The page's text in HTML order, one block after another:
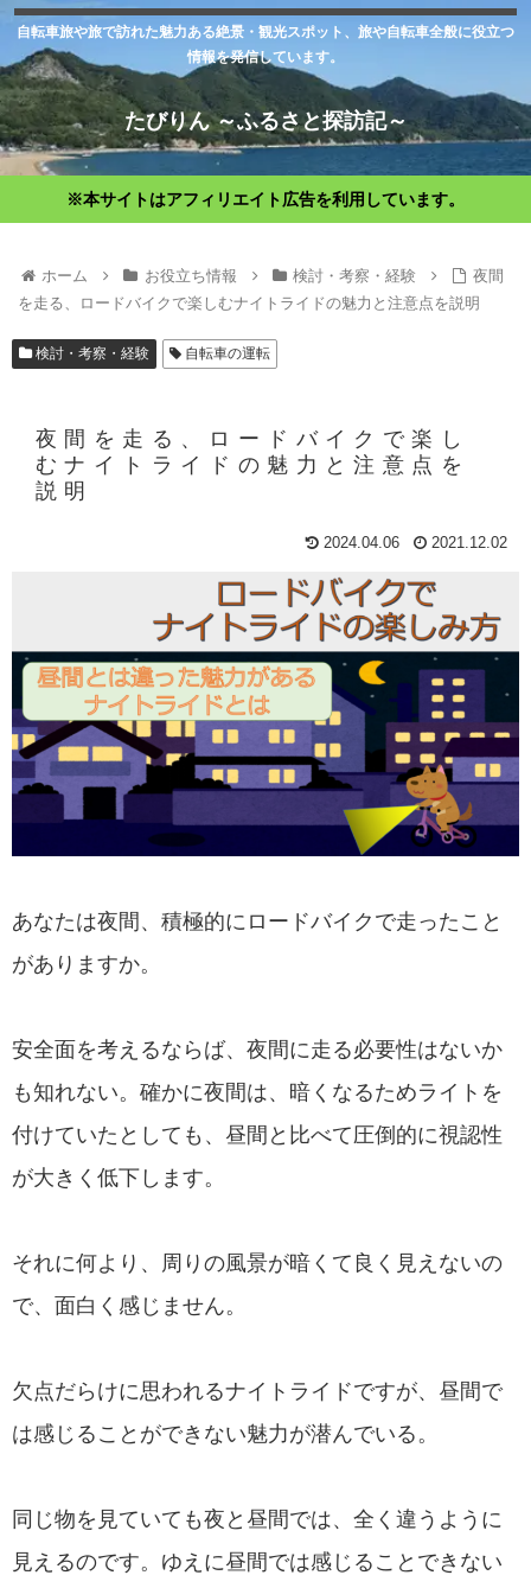
自転車旅や旅で訪れた魅力ある絶景・観光スポット、旅や自転車全般に役立つ
情報を発信しています。
たびりん ～ふるさと探訪記～
※本サイトはアフィリエイト広告を利用しています。
ホーム お役立ち情報 検討・考察・経験
夜間
を走る、ロードバイクで楽しむナイトライドの魅力と注意点を説明
検討・考察・経験 自転車の運転
夜間を走る、ロードバイクで楽し
むナイトライドの魅力と注意点を
説明
2024.04.06 2021.12.02
あなたは夜間、積極的にロードバイクで走ったこと
がありますか。
安全面を考えるならば、夜間に走る必要性はないか
も知れない。確かに夜間は、暗くなるためライトを
付けていたとしても、昼間と比べて圧倒的に視認性
が大きく低下します。
それに何より、周りの風景が暗くて良く見えないの
で、面白く感じません。
欠点だらけに思われるナイトライドですが、昼間で
は感じることができない魅力が潜んでいる。
同じ物を見ていても夜と昼間では、全く違うように
見えるのです。ゆえに昼間では感じることできない